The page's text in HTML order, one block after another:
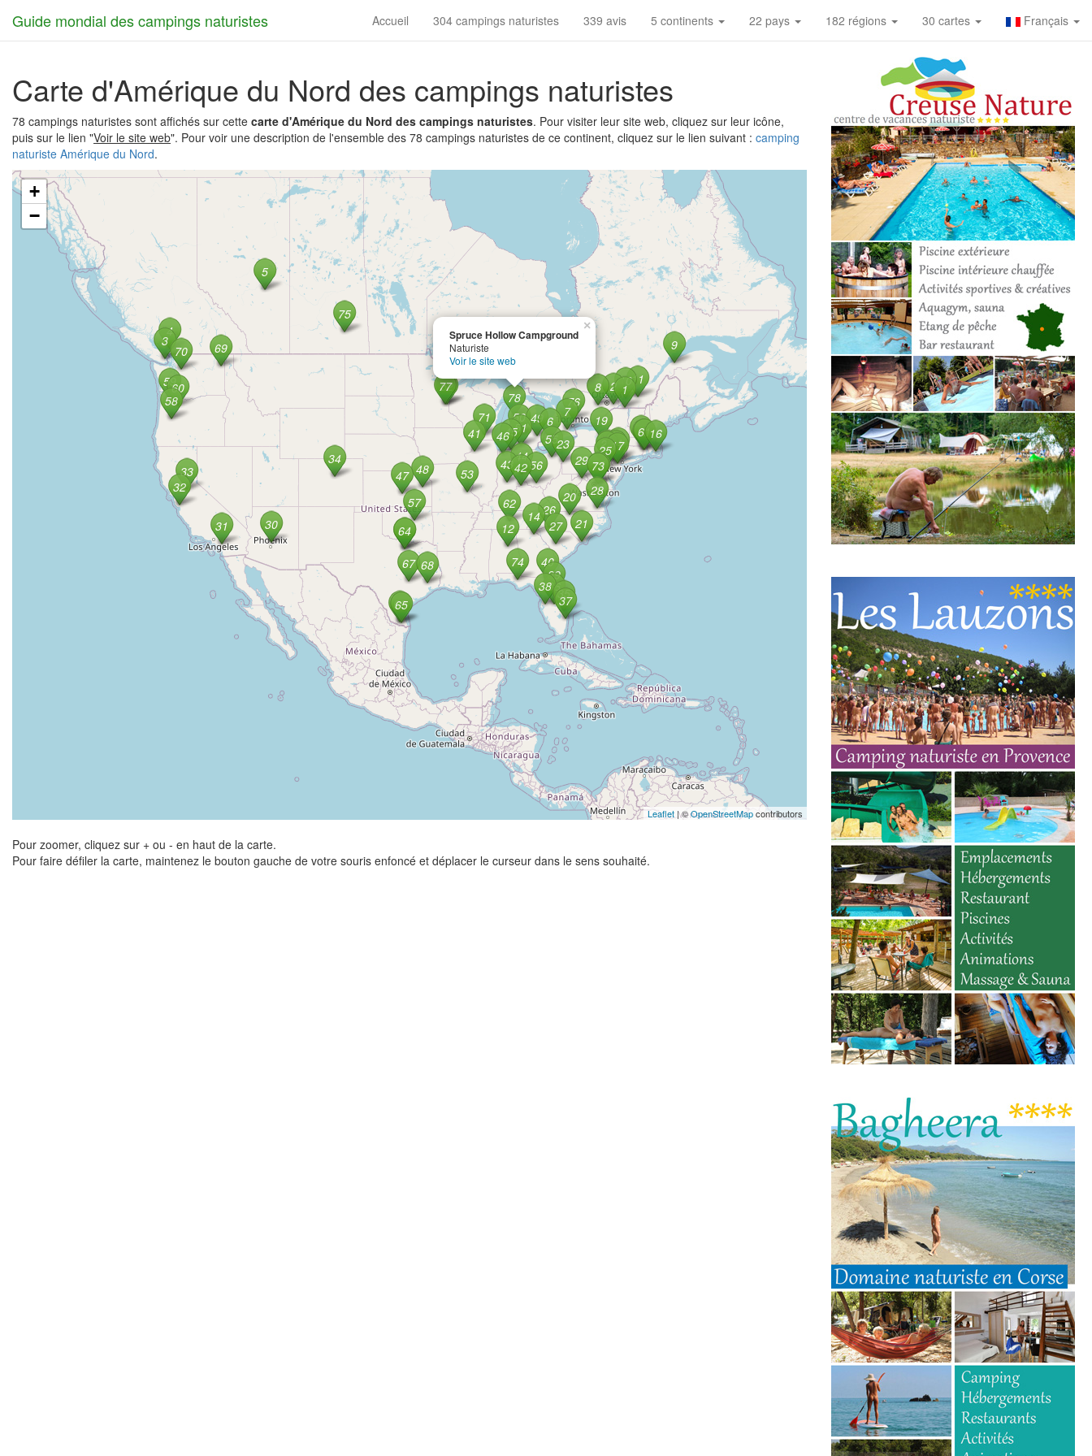
Guide mondial des campings naturistes Accueil 304 campings naturistes 339 avis 5 continents 22 pays 182 régions 30 cartes Français
Carte d'Amérique du Nord des campings naturistes
78 campings naturistes sont affichés sur cette carte d'Amérique du Nord des campings naturistes. Pour visiter leur site web, cliquez sur leur icône,
puis sur le lien "Voir le site web". Pour voir une description de l'ensemble des 78 campings naturistes de ce continent, cliquez sur le lien suivant : camping
naturiste Amérique du Nord.
Spruce Hollow Campground
Naturiste
Voir le site web
×
+
−
Leaflet | ©OpenStreetMapcontributors
Pour zoomer, cliquez sur + ou - en haut de la carte.
Pour faire défiler la carte, maintenez le bouton gauche de votre souris enfoncé et déplacer le curseur dans le sens souhaité.